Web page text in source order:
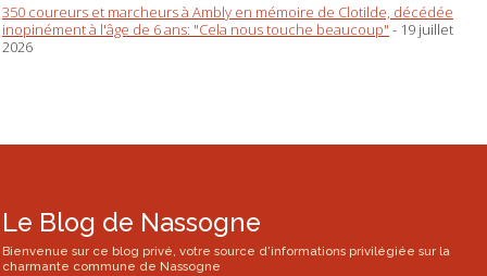
350 coureurs et marcheurs à Ambly en mémoire de Clotilde, décédée
inopinément à l'âge de 6 ans: "Cela nous touche beaucoup" - 19 juillet
2026
Le Blog de Nassogne
Bienvenue sur ce blog privé, votre source d'informations privilégiée sur la
charmante commune de Nassogne